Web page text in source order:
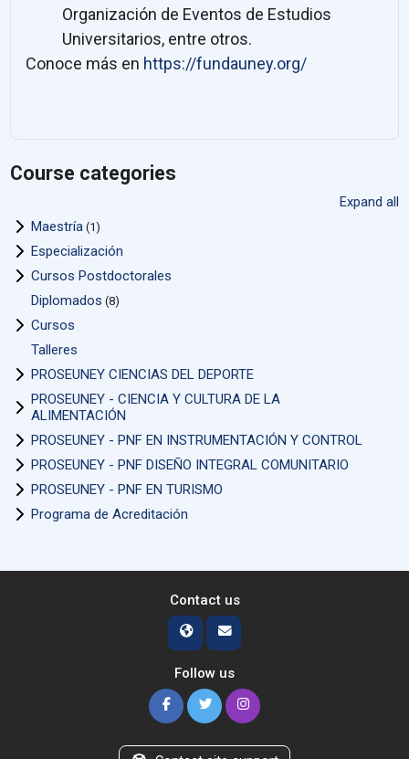
Organización de Eventos de Estudios
Universitarios, entre otros.
Conoce más en https://fundauney.org/
Course categories
Expand all
Maestría (1)
Especialización
Cursos Postdoctorales
Diplomados (8)
Cursos
Talleres
PROSEUNEY CIENCIAS DEL DEPORTE
PROSEUNEY - CIENCIA Y CULTURA DE LA
ALIMENTACIÓN
PROSEUNEY - PNF EN INSTRUMENTACIÓN Y CONTROL
PROSEUNEY - PNF DISEÑO INTEGRAL COMUNITARIO
PROSEUNEY - PNF EN TURISMO
Programa de Acreditación
Contact us
Follow us